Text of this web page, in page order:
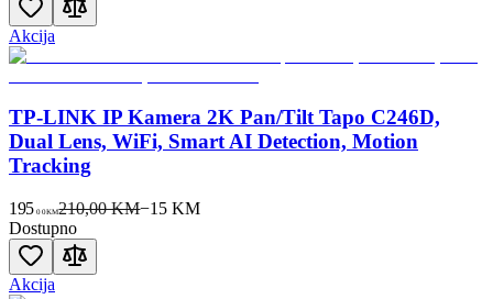
Akcija
TP-LINK IP Kamera 2K Pan/Tilt Tapo C246D,
Dual Lens, WiFi, Smart AI Detection, Motion
Tracking
195 00KM210,00 KM−15 KM
Dostupno
Akcija